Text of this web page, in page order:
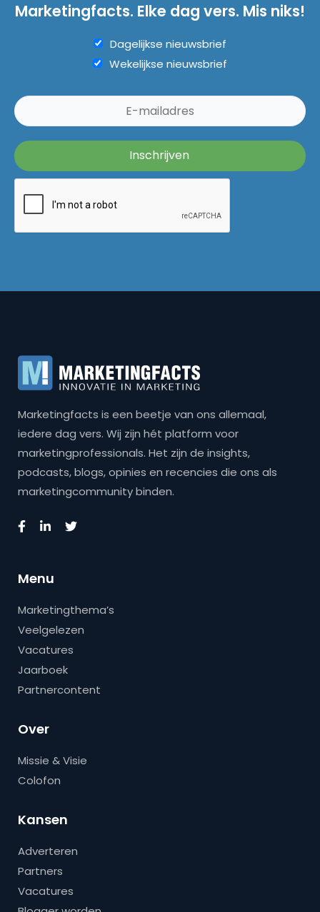
Marketingfacts. Elke dag vers. Mis niks!
Dagelijkse nieuwsbrief
Wekelijkse nieuwsbrief
Marketingfacts is een beetje van ons allemaal,
iedere dag vers. Wij zijn hét platform voor
marketingprofessionals. Het zijn de insights,
podcasts, blogs, opinies en recencies die ons als
marketingcommunity binden.
Menu
Marketingthema’s
Veelgelezen
Vacatures
Jaarboek
Partnercontent
Over
Missie & Visie
Colofon
Kansen
Adverteren
Partners
Vacatures